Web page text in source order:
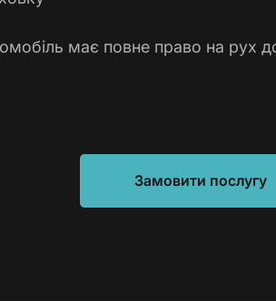
має повне право на рух
Замовити послугу